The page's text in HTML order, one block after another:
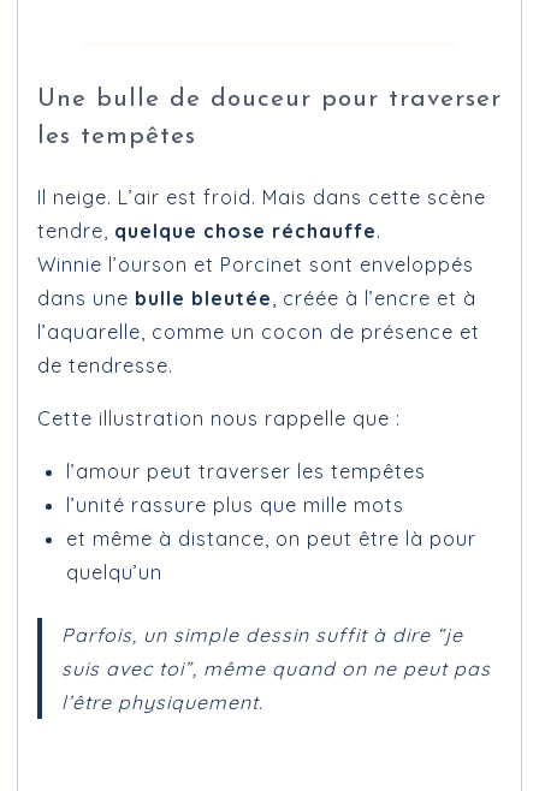
Une bulle de douceur pour traverser
les tempêtes
Il neige. L’air est froid. Mais dans cette scène
tendre, quelque chose réchauffe.
Winnie l’ourson et Porcinet sont enveloppés
dans une bulle bleutée, créée à l’encre et à
l’aquarelle, comme un cocon de présence et
de tendresse.
Cette illustration nous rappelle que :
l’amour peut traverser les tempêtes
l’unité rassure plus que mille mots
et même à distance, on peut être là pour
quelqu’un
Parfois, un simple dessin suffit à dire “je
suis avec toi”, même quand on ne peut pas
l’être physiquement.